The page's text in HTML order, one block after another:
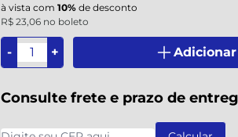
à vista com10% de desconto
R$ 23,06 no boleto
- + Adicionar
Consulte frete e prazo de